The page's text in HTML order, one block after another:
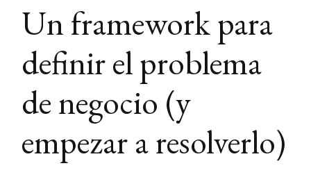
Un framework para
definir el problema
de negocio (y
empezar a resolverlo)